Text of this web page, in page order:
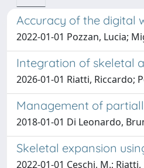
Accuracy of the digital
2022-01-01 Pozzan, Lucia;
Integration of skeletal
2026-01-01 Riatti, Riccardo;
Management of
2018-01-01 Di Leonardo,
Skeletal expansion
2022-01-01 Ceschi, M.;